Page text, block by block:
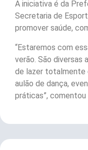
A iniciativa é da
Secretaria de
promover saúde,
“Estaremos com
verão. São diversas
de lazer totalmente
aulão de dança,
práticas”, comentou